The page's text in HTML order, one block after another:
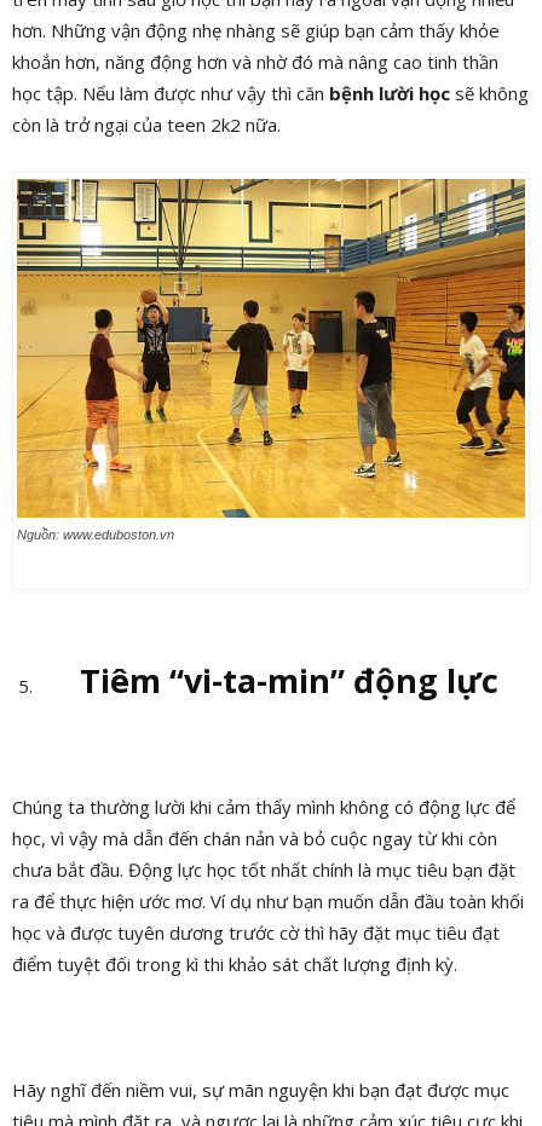
hơn. Những vận động nhẹ nhàng sẽ giúp bạn cảm thấy khỏe
khoắn hơn, năng động hơn và nhờ đó mà nâng cao tinh thần
học tập. Nếu làm được như vậy thì căn bệnh lười học sẽ không
còn là trở ngại của teen 2k2 nữa.
Nguồn: www.eduboston.vn
Tiêm “vi-ta-min” động lực
Chúng ta thường lười khi cảm thấy mình không có động lực để
học, vì vậy mà dẫn đến chán nản và bỏ cuộc ngay từ khi còn
chưa bắt đầu. Động lực học tốt nhất chính là mục tiêu bạn đặt
ra để thực hiện ước mơ. Ví dụ như bạn muốn dẫn đầu toàn khối
học và được tuyên dương trước cờ thì hãy đặt mục tiêu đạt
điểm tuyệt đối trong kì thi khảo sát chất lượng định kỳ.
Hãy nghĩ đến niềm vui, sự mãn nguyện khi bạn đạt được mục
tiêu mà mình đặt ra, và ngược lại là những cảm xúc tiêu cực khi